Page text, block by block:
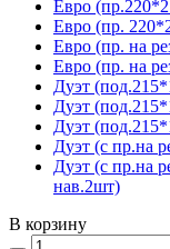
Евро
Евро (пр.
Евро (пр. на
Евро (пр. на
Дуэт
Дуэт
Дуэт
Дуэт (с пр.на
Дуэт (с пр.на
нав.2шт)
В корзину